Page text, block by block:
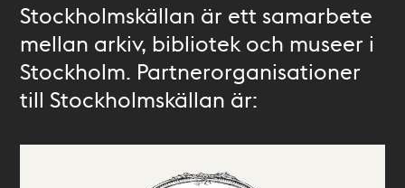
Stockholmskällan är ett samarbete
mellan arkiv, bibliotek och museer i
Stockholm. Partnerorganisationer
till Stockholmskällan är: